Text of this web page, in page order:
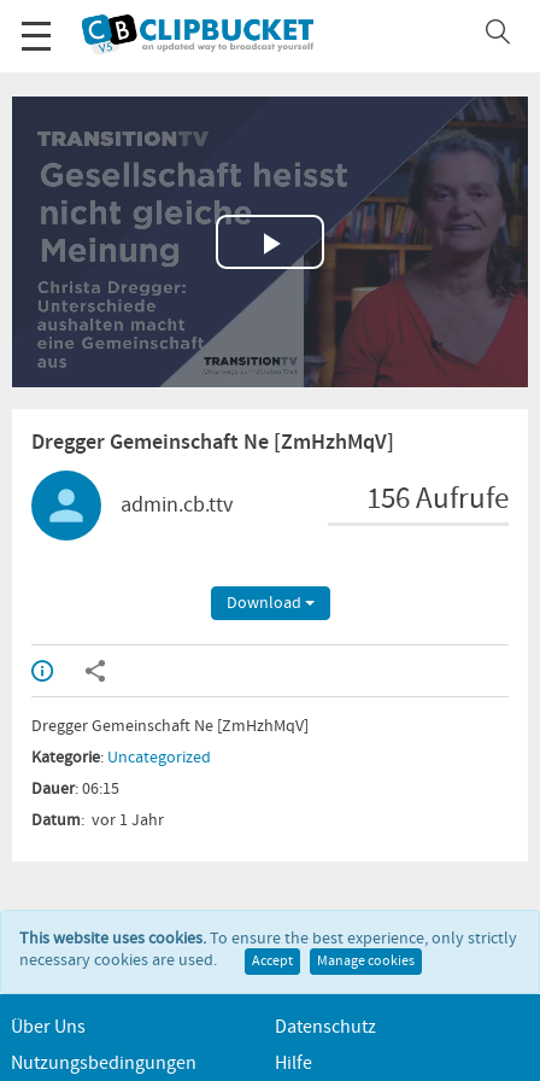
Play
Video
Dregger Gemeinschaft Ne [ZmHzhMqV]
admin.cb.ttv 156 Aufrufe
Download
Dregger Gemeinschaft Ne [ZmHzhMqV]
Kategorie: Uncategorized
Dauer: 06:15
Datum: vor 1 Jahr
This website uses cookies.To ensure the best experience, only strictly
necessary cookies are used.
Accept Manage cookies
Über Uns
Datenschutz
Nutzungsbedingungen
Hilfe